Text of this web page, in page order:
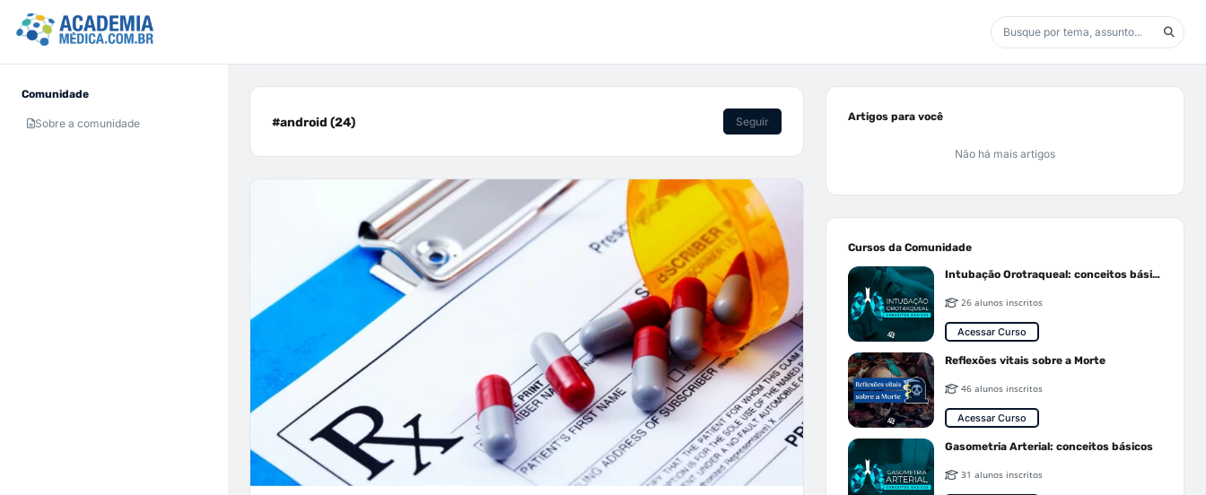
Comunidade
Sobre a comunidade #android (24) Seguir Artigos para você
Não há mais artigos
Cursos da Comunidade
Intubação Orotraqueal: conceitos básicos
26 alunos inscritos
Acessar Curso
Reflexões vitais sobre a Morte
46 alunos inscritos
Acessar Curso
Gasometria Arterial: conceitos básicos
31 alunos inscritos